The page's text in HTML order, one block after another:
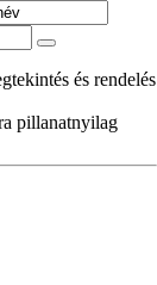
és rendelés
pillanatnyilag